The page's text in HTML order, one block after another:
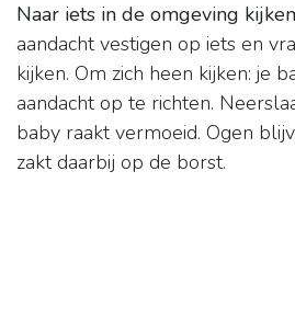
Naar iets in de omgeving kijken
aandacht vestigen op iets en
kijken. Om zich heen kijken: je
aandacht op te richten.
baby raakt vermoeid. Ogen
zakt daarbij op de borst.